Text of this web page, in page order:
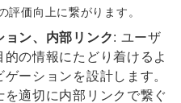
評価向上に繋がります。
ン、内部リンク: ユーザ
の情報にたどり着けるよ
ーションを設計します。
適切に内部リンクで繋ぐ